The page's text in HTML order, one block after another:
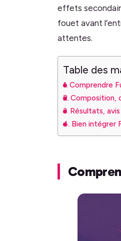
effets
fouet avant
attentes.
Table des
Comprendre
Composition,
Résultats,
Bien intégrer